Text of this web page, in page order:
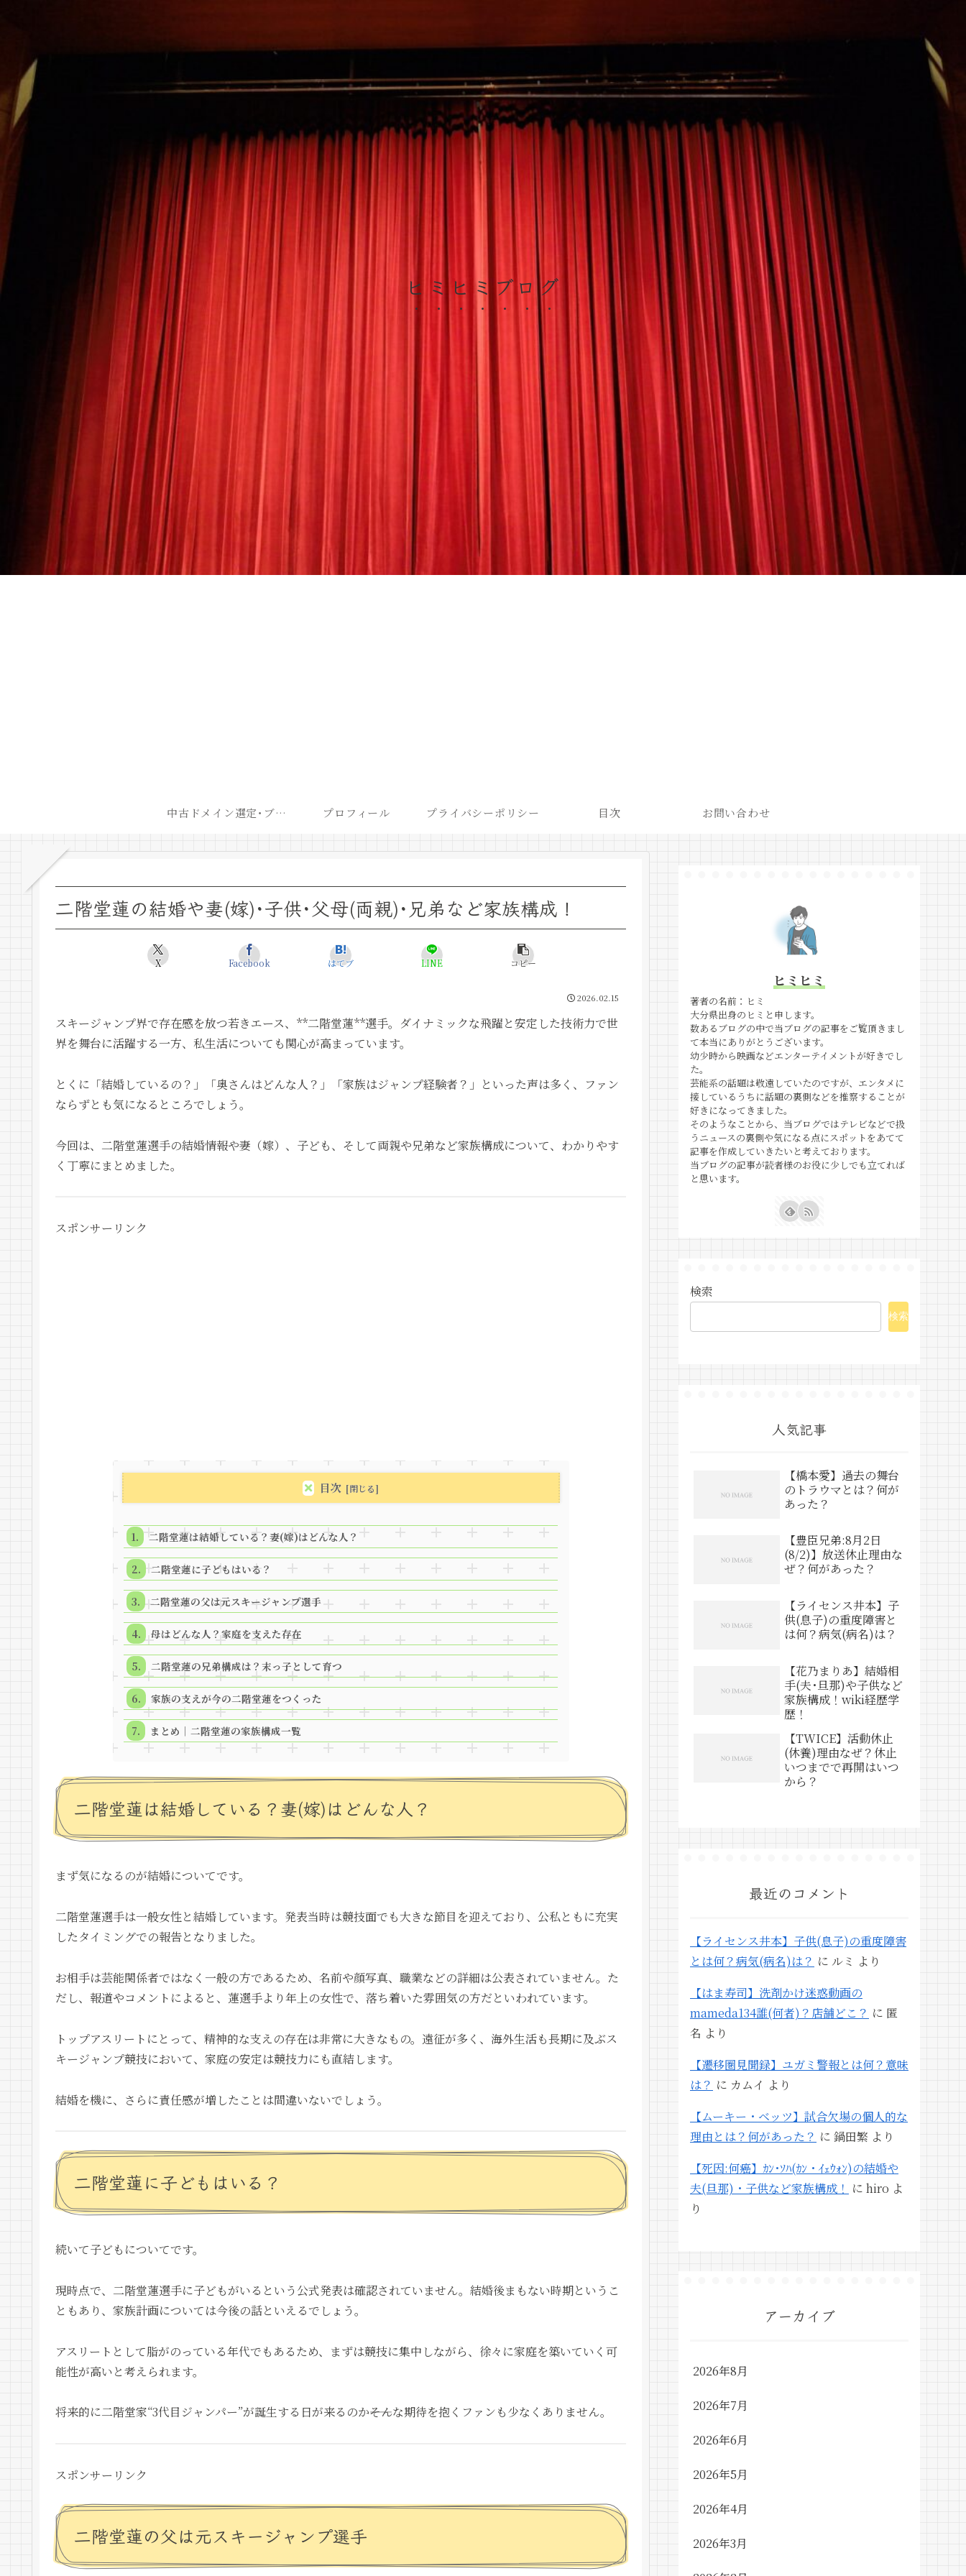
ヒミヒミブログ
中古ドメイン選定･ブログ開設後最短での収益化戦略 プロフィール プライバシーポリシー 目次 お問い合わせ
二階堂蓮の結婚や妻(嫁)･子供･父母(両親)･兄弟など家族構成！
X Facebook はてブ LINE コピー
2026.02.15
スキージャンプ界で存在感を放つ若きエース、**二階堂蓮**選手。ダイナミックな飛躍と安定した技術力で世
界を舞台に活躍する一方、私生活についても関心が高まっています。
とくに「結婚しているの？」「奥さんはどんな人？」「家族はジャンプ経験者？」といった声は多く、ファン
ならずとも気になるところでしょう。
今回は、二階堂蓮選手の結婚情報や妻（嫁）、子ども、そして両親や兄弟など家族構成について、わかりやす
く丁寧にまとめました。
スポンサーリンク
目次
二階堂蓮は結婚している？妻(嫁)はどんな人？
二階堂蓮に子どもはいる？
二階堂蓮の父は元スキージャンプ選手
母はどんな人？家庭を支えた存在
二階堂蓮の兄弟構成は？末っ子として育つ
家族の支えが今の二階堂蓮をつくった
まとめ｜二階堂蓮の家族構成一覧
二階堂蓮は結婚している？妻(嫁)はどんな人？
まず気になるのが結婚についてです。
二階堂蓮選手は一般女性と結婚しています。発表当時は競技面でも大きな節目を迎えており、公私ともに充実
したタイミングでの報告となりました。
お相手は芸能関係者ではなく一般の方であるため、名前や顔写真、職業などの詳細は公表されていません。た
だし、報道やコメントによると、蓮選手より年上の女性で、落ち着いた雰囲気の方だといわれています。
トップアスリートにとって、精神的な支えの存在は非常に大きなもの。遠征が多く、海外生活も長期に及ぶス
キージャンプ競技において、家庭の安定は競技力にも直結します。
結婚を機に、さらに責任感が増したことは間違いないでしょう。
二階堂蓮に子どもはいる？
続いて子どもについてです。
現時点で、二階堂蓮選手に子どもがいるという公式発表は確認されていません。結婚後まもない時期というこ
ともあり、家族計画については今後の話といえるでしょう。
アスリートとして脂がのっている年代でもあるため、まずは競技に集中しながら、徐々に家庭を築いていく可
能性が高いと考えられます。
将来的に二階堂家“3代目ジャンパー”が誕生する日が来るのか――そんな期待を抱くファンも少なくありません。
スポンサーリンク
二階堂蓮の父は元スキージャンプ選手
ヒミヒミ
著者の名前：ヒミ
大分県出身のヒミと申します。
数あるブログの中で当ブログの記事をご覧頂きまし
て本当にありがとうございます。
幼少時から映画などエンターテイメントが好きでし
た。
芸能系の話題は敬遠していたのですが、エンタメに
接しているうちに話題の裏側などを推察することが
好きになってきました。
そのようなことから、当ブログではテレビなどで扱
うニュースの裏側や気になる点にスポットをあてて
記事を作成していきたいと考えております。
当ブログの記事が読者様のお役に少しでも立てれば
と思います。
検索
検索
人気記事
【橋本愛】過去の舞台
のトラウマとは？何が
あった？
【豊臣兄弟:8月2日
(8/2)】放送休止理由な
ぜ？何があった？
【ライセンス井本】子
供(息子)の重度障害と
は何？病気(病名)は？
【花乃まりあ】結婚相
手(夫･旦那)や子供など
家族構成！wiki経歴学
歴！
【TWICE】活動休止
(休養)理由なぜ？休止
いつまでで再開はいつ
から？
最近のコメント
【ライセンス井本】子供(息子)の重度障害
とは何？病気(病名)は？ に ルミ より
【はま寿司】洗剤かけ迷惑動画の
mameda134誰(何者)？店舗どこ？ に 匿
名 より
【遷移圏見聞録】ユガミ警報とは何？意味
は？ に カムイ より
【ムーキー・ベッツ】試合欠場の個人的な
理由とは？何があった？ に 鍋田繁 より
【死因:何癌】ｶﾝ･ｿﾊ(ｶﾝ・ｲｪｳｫﾝ)の結婚や
夫(旦那)・子供など家族構成！ に hiro よ
り
アーカイブ
2026年8月
2026年7月
2026年6月
2026年5月
2026年4月
2026年3月